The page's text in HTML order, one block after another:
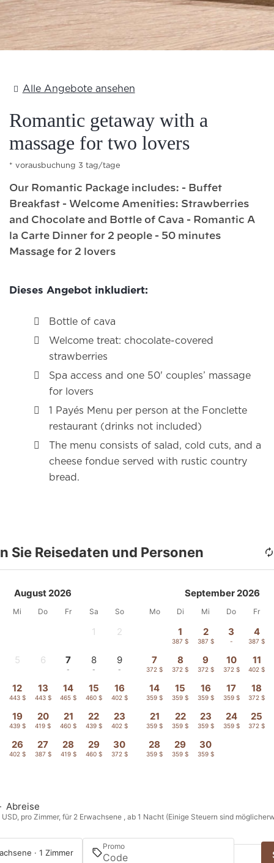
Add Your Heading Text Here
Alle Angebote ansehen
Romantic getaway with a
massage for two lovers
vorausbuchung 3 tag/tage
Our Romantic Package includes: - Buffet
Breakfast - Welcome Amenities: Strawberries
and Chocolate and Bottle of Cava - Romantic A
la Carte Dinner for 2 people - 50 minutes
Massage for 2 lovers
Dieses Angebot inkludiert:
Bottle of cava
Welcome treat: chocolate-covered
strawberries
Spa access and one 50' couples’ massage
for lovers
1 Payés Menu per person at the Fonclette
restaurant (drinks not included)
The menu consists of salad, cold cuts, and a
cheese fondue served with rustic country
bread.
Sie Reisedaten und Personen
August 2026
Mi Do Fr Sa So
1 2
5 6 7
-
8
-
9
-
12
443 $
13
443 $
14
465 $
15
460 $
16
402 $
19
439 $
20
419 $
21
460 $
22
439 $
23
402 $
26
402 $
27
387 $
28
419 $
29
460 $
30
372 $
September 2026
Mo Di Mi Do Fr
1
387 $
2
387 $
3
-
4
387 $
7
372 $
8
372 $
9
372 $
10
372 $
11
402 $
14
359 $
15
359 $
16
359 $
17
359 $
18
372 $
21
359 $
22
359 $
23
359 $
24
359 $
25
372 $
28
359 $
29
359 $
30
359 $
Abreise
pro Zimmer, für 2 Erwachsene , ab 1 Nacht (Einige Steuern sind
· 1 Zimmer
Promo